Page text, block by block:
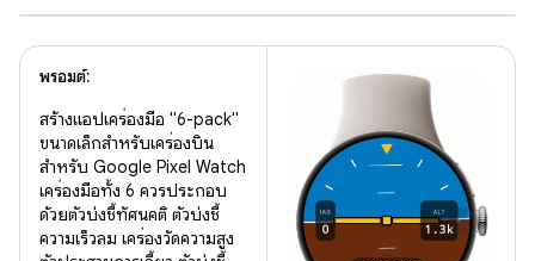
พรอมต์:
สร้างแอปเครื่องมือ "6-pack"
ขนาดเล็กสำหรับเครื่องบิน
สำหรับ Google Pixel Watch
เครื่องมือทั้ง 6 ควรประกอบ
ด้วยตัวบ่งชี้ทัศนคติ ตัวบ่งชี้
ความเร็วลม เครื่องวัดความสูง